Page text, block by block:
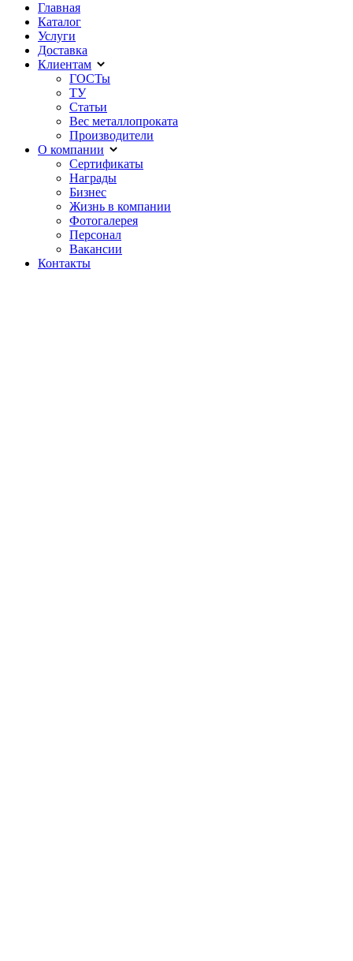
Главная
Каталог
Услуги
Доставка
Клиентам
ГОСТы
ТУ
Статьи
Вес металлопроката
Производители
О компании
Сертификаты
Награды
Бизнес
Жизнь в компании
Фотогалерея
Персонал
Вакансии
Контакты